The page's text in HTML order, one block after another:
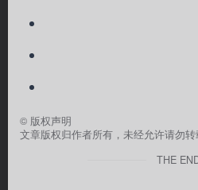
© 版权声明
文章版权归作者所有，未经允许请勿转
THE